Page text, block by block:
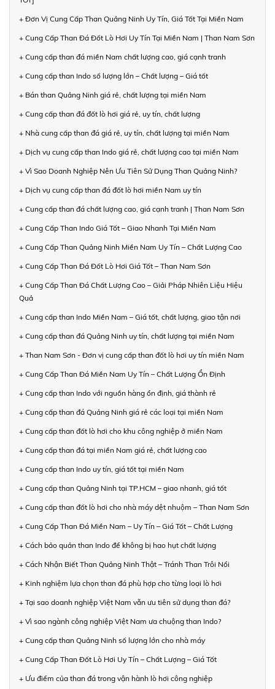
+ Đơn Vị Cung Cấp Than Quảng Ninh Uy Tín, Giá Tốt Tại Miền Nam
+ Cung Cấp Than Đá Đốt Lò Hơi Uy Tín Tại Miền Nam | Than Nam Sơn
+ Cung cấp than đá miền Nam chất lượng cao, giá cạnh tranh
+ Cung cấp than Indo số lượng lớn – Chất lượng – Giá tốt
+ Bán than Quảng Ninh giá rẻ, chất lượng tại miền Nam
+ Cung cấp than đá đốt lò hơi giá rẻ, uy tín, chất lượng
+ Nhà cung cấp than đá giá rẻ, uy tín, chất lượng tại miền Nam
+ Dịch vụ cung cấp than Indo giá rẻ, chất lượng cao tại miền Nam
+ Vì Sao Doanh Nghiệp Nên Ưu Tiên Sử Dụng Than Quảng Ninh?
+ Dịch vụ cung cấp than đá đốt lò hơi miền Nam uy tín
+ Cung cấp than đá chất lượng cao, giá cạnh tranh | Than Nam Sơn
+ Cung Cấp Than Indo Giá Tốt – Giao Nhanh Tại Miền Nam
+ Cung Cấp Than Quảng Ninh Miền Nam Uy Tín – Chất Lượng Cao
+ Cung Cấp Than Đá Đốt Lò Hơi Giá Tốt – Than Nam Sơn
+ Cung Cấp Than Đá Chất Lượng Cao – Giải Pháp Nhiên Liệu Hiệu
Quả
+ Cung cấp than Indo Miền Nam – Giá tốt, chất lượng, giao tận nơi
+ Cung cấp than đá Quảng Ninh uy tín, chất lượng tại miền Nam
+ Than Nam Sơn - Đơn vị cung cấp than đốt lò hơi uy tín miền Nam
+ Cung Cấp Than Đá Miền Nam Uy Tín – Chất Lượng Ổn Định
+ Cung cấp than Indo với nguồn hàng ổn định, giá thành rẻ
+ Cung cấp than đá Quảng Ninh giá rẻ các loại tại miền Nam
+ Cung cấp than đốt lò hơi cho khu công nghiệp ở miền Nam
+ Cung cấp than đá tại miền Nam giá rẻ, chất lượng cao
+ Cung cấp than Indo uy tín, giá tốt tại miền Nam
+ Cung cấp than Quảng Ninh tại TP.HCM – giao nhanh, giá tốt
+ Cung cấp than đốt lò hơi cho nhà máy dệt nhuộm – Than Nam Sơn
+ Cung Cấp Than Đá Miền Nam – Uy Tín – Giá Tốt – Chất Lượng
+ Cách bảo quản than Indo để không bị hao hụt chất lượng
+ Cách Nhận Biết Than Quảng Ninh Thật – Tránh Than Trôi Nổi
+ Kinh nghiệm lựa chọn than đá phù hợp cho từng loại lò hơi
+ Tại sao doanh nghiệp Việt Nam vẫn ưu tiên sử dụng than đá?
+ Vì sao ngành công nghiệp Việt Nam ưa chuộng than Indo?
+ Cung cấp than Quảng Ninh số lượng lớn cho nhà máy
+ Cung Cấp Than Đốt Lò Hơi Uy Tín – Chất Lượng – Giá Tốt
+ Ưu điểm của than đá trong vận hành lò hơi công nghiệp